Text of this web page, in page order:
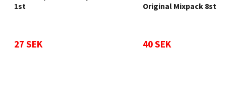
1st
27 SEK
Original Mixpack 8st
40 SEK